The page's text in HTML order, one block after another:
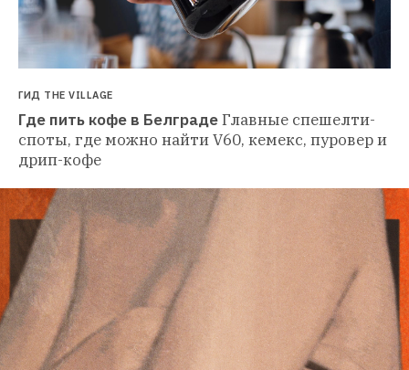
ГИД THE VILLAGE
Где пить кофе в БелградеГлавные спешелти-
споты, где можно найти V60, кемекс, пуровер и
дрип-кофе